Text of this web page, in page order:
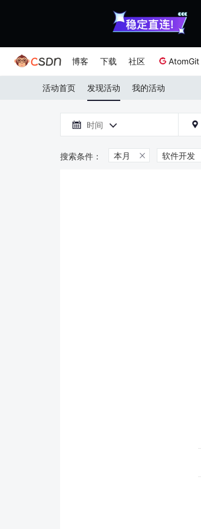
博客 下载 社区 AtomGit
活动首页 发现活动 我的活动
 时间  
本月  软件开发